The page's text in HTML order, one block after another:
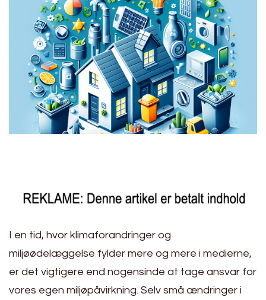
I en tid, hvor klimaforandringer og
miljøødelæggelse fylder mere og mere i medierne,
er det vigtigere end nogensinde at tage ansvar for
vores egen miljøpåvirkning. Selv små ændringer i